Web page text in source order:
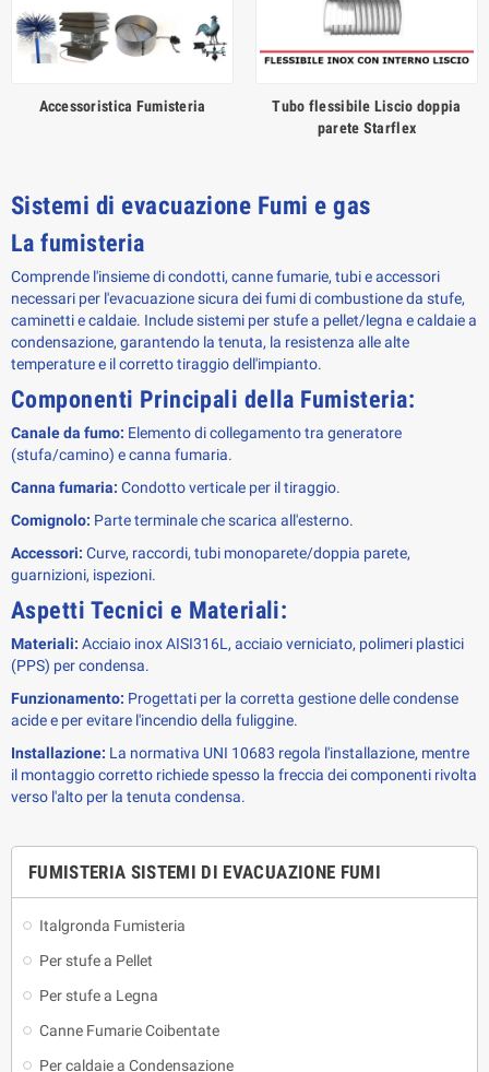
FUMISTERIA SISTEMI DI EVACUAZIONE FUMI
Italgronda Fumisteria
Per stufe a Pellet
Per stufe a Legna
Canne Fumarie Coibentate
Per caldaie a Condensazione
Accessoristica Fumisteria
Tubo flessibile Liscio doppia
parete Starflex
Sistemi di evacuazione Fumi e gas
La fumisteria
Comprende l'insieme di condotti, canne fumarie, tubi e accessori
necessari per l'evacuazione sicura dei fumi di combustione da stufe,
caminetti e caldaie. Include sistemi per stufe a pellet/legna e caldaie a
condensazione, garantendo la tenuta, la resistenza alle alte
temperature e il corretto tiraggio dell'impianto.
Componenti Principali della Fumisteria:
Canale da fumo: Elemento di collegamento tra generatore
(stufa/camino) e canna fumaria.
Canna fumaria: Condotto verticale per il tiraggio.
Comignolo: Parte terminale che scarica all'esterno.
Accessori: Curve, raccordi, tubi monoparete/doppia parete,
guarnizioni, ispezioni.
Aspetti Tecnici e Materiali:
Materiali: Acciaio inox AISI316L, acciaio verniciato, polimeri plastici
(PPS) per condensa.
Funzionamento: Progettati per la corretta gestione delle condense
acide e per evitare l'incendio della fuliggine.
Installazione: La normativa UNI 10683 regola l'installazione, mentre
il montaggio corretto richiede spesso la freccia dei componenti rivolta
verso l'alto per la tenuta condensa.